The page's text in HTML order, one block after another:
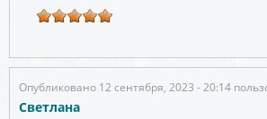
Опубликовано 12 сентября, 2023 - 20:14
Светлана